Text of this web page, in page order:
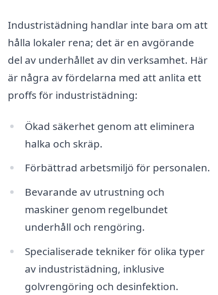
Industristädning handlar inte bara om att
hålla lokaler rena; det är en avgörande
del av underhållet av din verksamhet. Här
är några av fördelarna med att anlita ett
proffs för industristädning:
Ökad säkerhet genom att eliminera
halka och skräp.
Förbättrad arbetsmiljö för personalen.
Bevarande av utrustning och
maskiner genom regelbundet
underhåll och rengöring.
Specialiserade tekniker för olika typer
av industristädning, inklusive
golvrengöring och desinfektion.